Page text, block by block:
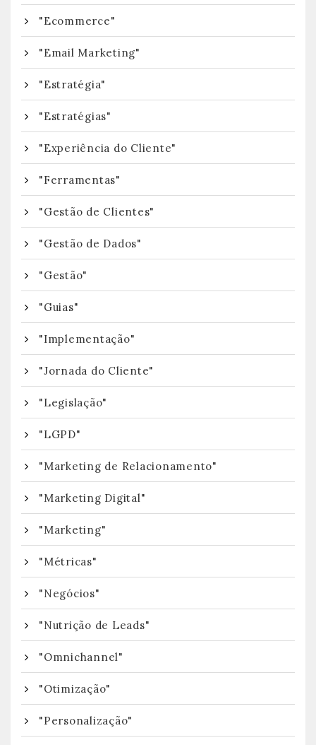
"Ecommerce"
"Email Marketing"
"Estratégia"
"Estratégias"
"Experiência do Cliente"
"Ferramentas"
"Gestão de Clientes"
"Gestão de Dados"
"Gestão"
"Guias"
"Implementação"
"Jornada do Cliente"
"Legislação"
"LGPD"
"Marketing de Relacionamento"
"Marketing Digital"
"Marketing"
"Métricas"
"Negócios"
"Nutrição de Leads"
"Omnichannel"
"Otimização"
"Personalização"